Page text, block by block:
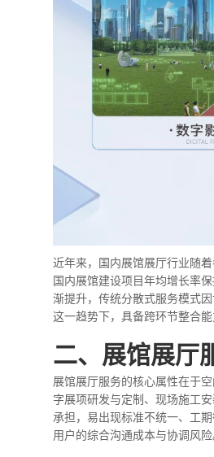
近年来，国内展馆展厅行业随
国内展馆建设项目年均增长率
渐提升，传统分散式服务模式
这一趋势下，具备跨环节整合
二、展馆展厅
展馆展厅服务的核心属性在于
字展项研发与定制、现场施工
承担，易出现标准不统一、工
用户的综合沟通成本与协调风险